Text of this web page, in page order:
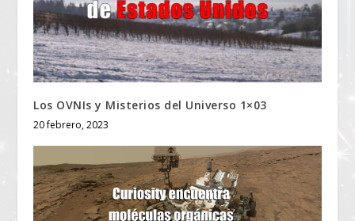
Los OVNIs y Misterios del Universo 1×03
20 febrero, 2023